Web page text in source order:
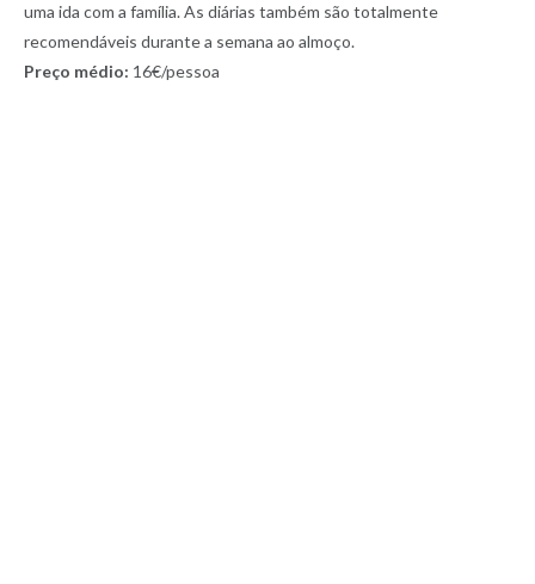
uma ida com a família. As diárias também são totalmente
recomendáveis durante a semana ao almoço.
Preço médio: 16€/pessoa